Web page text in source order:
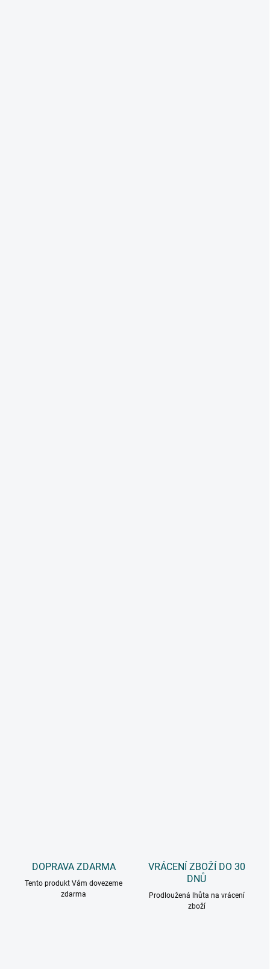
DOPRAVA ZDARMA
Tento produkt Vám dovezeme
zdarma
VRÁCENÍ ZBOŽÍ DO 30
DNŮ
Prodloužená lhůta na vrácení
zboží